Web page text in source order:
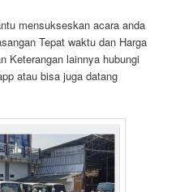
mensukseskan acara anda
Tepat waktu dan Harga
Keterangan lainnya hubungi
atau bisa juga datang